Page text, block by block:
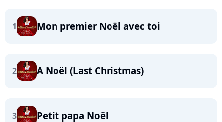
1 Mon premier Noël avec toi
2 A Noël (Last Christmas)
3 Petit papa Noël